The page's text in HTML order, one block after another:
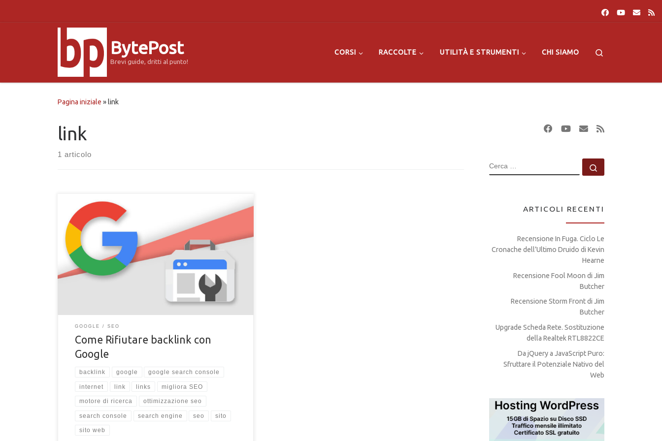
BytePost
Brevi guide, dritti al punto!
CORSI RACCOLTE UTILITÀ E STRUMENTI CHI SIAMO
Pagina iniziale »link
link
1 articolo
Come rifiutare i backlink dannosi e negativi che
reindirizzando al tuo sito web utilizzando la search console
di Google. Evita penalizzazioni SEO rifiutando backlink spam
e negativi.
GOOGLE SEO
Come Rifiutare backlink con
Google
backlink google google search console
internet link links migliora SEO
motore di ricerca ottimizzazione seo
search console search engine seo sito
sito web
CERCA
ARTICOLI RECENTI
Recensione In Fuga. Ciclo Le
Cronache dell’Ultimo Druido di Kevin
Hearne
Recensione Fool Moon di Jim
Butcher
Recensione Storm Front di Jim
Butcher
Upgrade Scheda Rete. Sostituzione
della Realtek RTL8822CE
Da jQuery a JavaScript Puro:
Sfruttare il Potenziale Nativo del
Web